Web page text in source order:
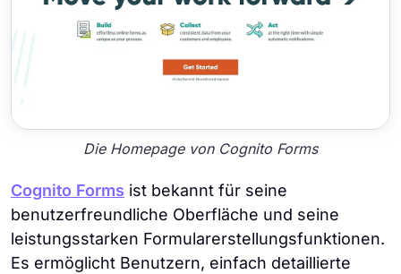
Die Homepage von Cognito Forms
Cognito Forms ist bekannt für seine
benutzerfreundliche Oberfläche und seine
leistungsstarken Formularerstellungsfunktionen.
Es ermöglicht Benutzern, einfach detaillierte